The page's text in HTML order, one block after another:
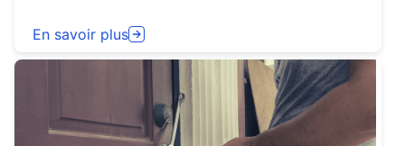
En savoir plus